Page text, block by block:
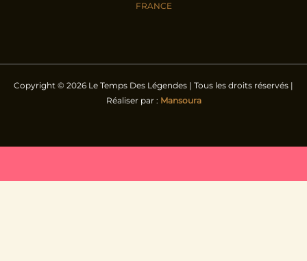
FRANCE
Copyright © 2026 Le Temps Des Légendes | Tous les droits réservés |
Réaliser par : Mansoura